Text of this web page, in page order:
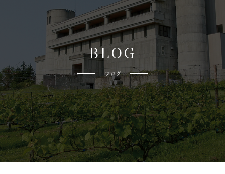
BLOG
ブログ